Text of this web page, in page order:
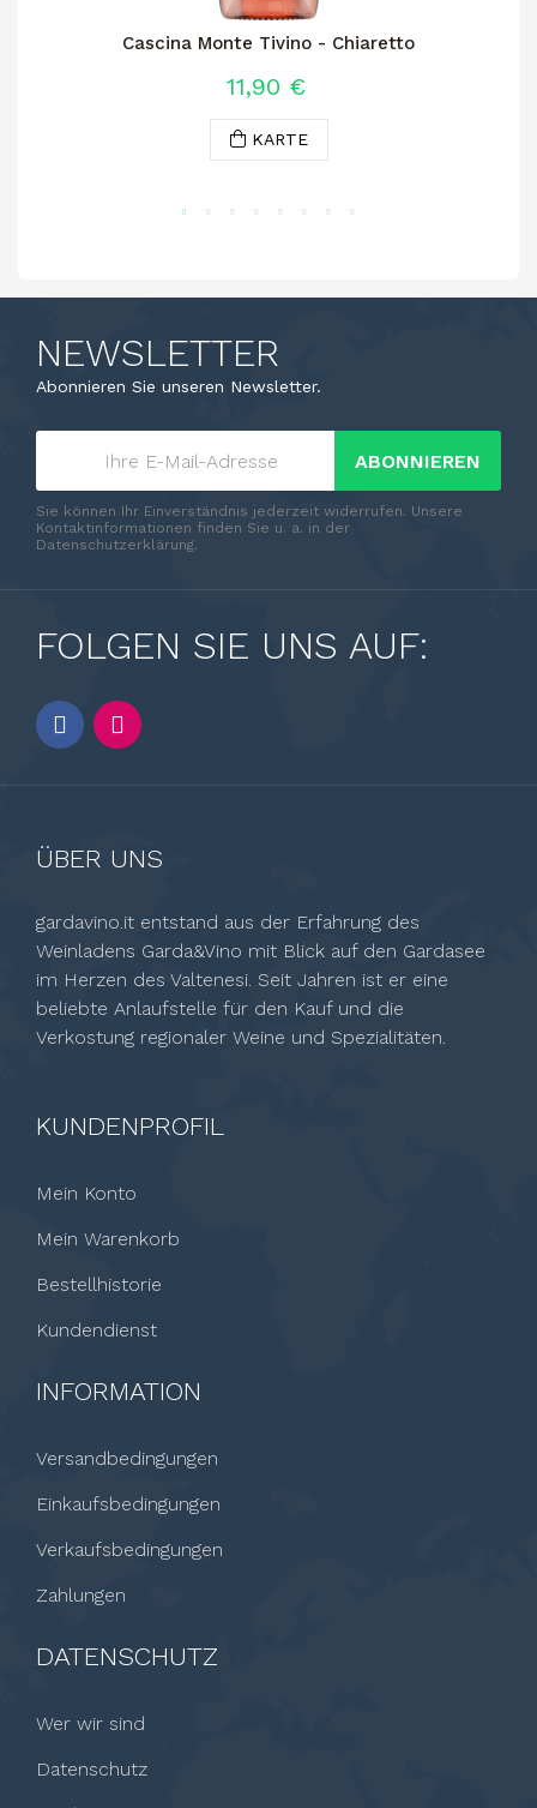
Cascina Monte Tivino - Chiaretto
11,90 €
KARTE
NEWSLETTER
Abonnieren Sie unseren Newsletter.
ABONNIEREN
Sie können Ihr Einverständnis jederzeit widerrufen. Unsere
Kontaktinformationen finden Sie u. a. in der
Datenschutzerklärung.
FOLGEN SIE UNS AUF:
ÜBER UNS
gardavino.it entstand aus der Erfahrung des
Weinladens Garda&Vino mit Blick auf den Gardasee
im Herzen des Valtenesi. Seit Jahren ist er eine
beliebte Anlaufstelle für den Kauf und die
Verkostung regionaler Weine und Spezialitäten.
KUNDENPROFIL
Mein Konto
Mein Warenkorb
Bestellhistorie
Kundendienst
INFORMATION
Versandbedingungen
Einkaufsbedingungen
Verkaufsbedingungen
Zahlungen
DATENSCHUTZ
Wer wir sind
Datenschutz